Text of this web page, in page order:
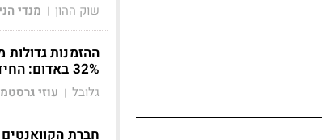
שוק ההון | מנדי
ההזמנות גדולות
32% באדום: החידה של קרטוס
גלובל | עוזי
חברת